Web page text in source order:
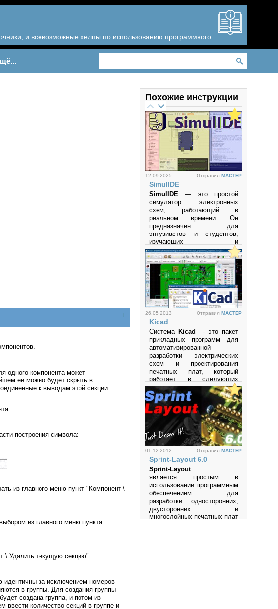
и всевозможные хелпы по использованию программного
одного компонента может
ее можно будет скрыть в
к выводам этой секции
построения символа:
из главного меню пункт "Компонент \
из главного меню пункта
\ Удалить текущую секцию".
идентичны за исключением номеров
в группы. Для создания группы
создана группа, и потом из
ввести количество секций в группе и
Похожие инструкции
12.09.2025 Отправил MACTEP
SimulIDE
SimulIDE — это простой
симулятор электронных
схем, работающий в
реальном времени. Он
предназначен для
энтузиастов и студентов,
изучающих и
экспериментирующих с
аналоговыми и цифровыми
электронными схемами, а
также с
микроконтроллерами.
Программа поддерживает
микроконтроллеры и
микропроцессоры семейств
PIC
AVR и другие.
Просмотров: 27348
26.05.2013 Отправил MACTEP
Kicad
Система Kicad
- это пакет
прикладных программ для
автоматизированной
разработки электрических
схем и проектирования
печатных плат, который
работает в следующих
операционных системах:
• LINUX
• Windows XP
• Mac OS
Просмотров: 45936
01.12.2012 Отправил MACTEP
Sprint-Layout 6.0
Sprint-Layout
является простым в
использовании программным
обеспечением для
разработки односторонних,
двусторонних и
многослойных печатных плат